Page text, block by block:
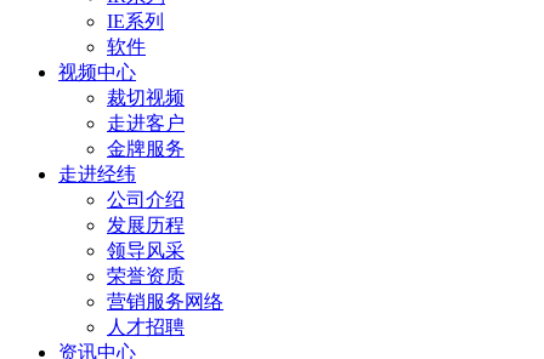
IE系列
软件
视频中心
裁切视频
走进客户
金牌服务
走进经纬
公司介绍
发展历程
领导风采
荣誉资质
营销服务网络
人才招聘
资讯中心